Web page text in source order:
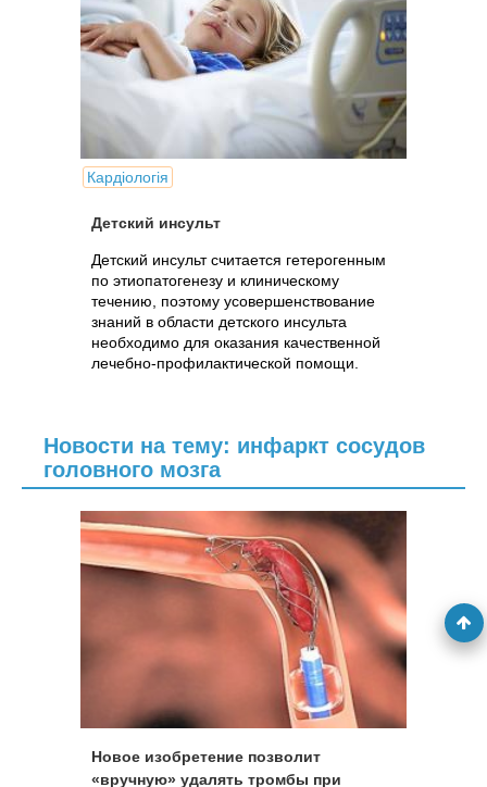
Кардіологія
Детский инсульт
Детский инсульт считается гетерогенным
по этиопатогенезу и клиническому
течению, поэтому усовершенствование
знаний в области детского инсульта
необходимо для оказания качественной
лечебно-профилактической помощи.
Новости на тему: инфаркт сосудов
головного мозга
Новое изобретение позволит
«вручную» удалять тромбы при